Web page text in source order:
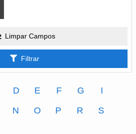
Limpar Campos
Filtrar
D E F G
I
N O P R
S